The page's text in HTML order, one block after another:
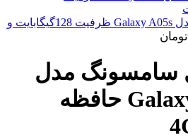
گوشی موبایل سامسونگ مدل Galaxy A05s ظرفیت 128گیگابایت و
تومان
سامسونگ مدل
Galaxy A04 Global حافظه